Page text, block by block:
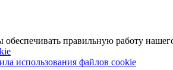
правильную работу
использования файлов cookie